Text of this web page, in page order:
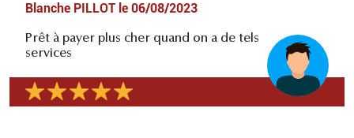
Blanche PILLOT le 06/08/2023
Prêt à payer plus cher quand on a de tels
services